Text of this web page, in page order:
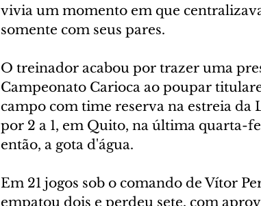
vivia um momento em que
somente com seus pares.
O treinador acabou por trazer uma
Campeonato Carioca ao poupar
campo com time reserva na estreia da
por 2 a 1, em Quito, na última quarta-
então, a gota d'água.
Em 21 jogos sob o comando de Vítor
empatou dois e perdeu sete, com